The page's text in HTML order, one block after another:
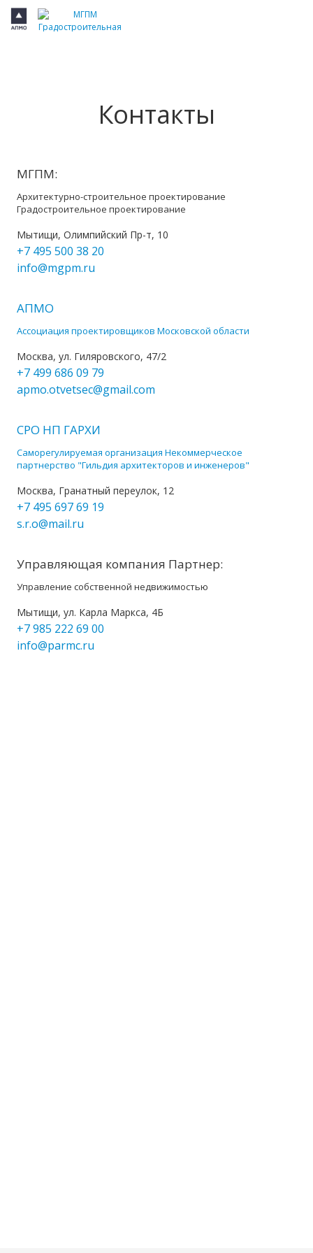
Контакты
МГПМ:
Архитектурно-строительное проектирование
Градостроительное проектирование
Мытищи, Олимпийский Пр-т, 10
+7 495 500 38 20
info@mgpm.ru
АПМО
Ассоциация проектировщиков Московской области
Москва, ул. Гиляровского, 47/2
+7 499 686 09 79
apmo.otvetsec@gmail.com
СРО НП ГАРХИ
Саморегулируемая организация Некоммерческое
партнерство "Гильдия архитекторов и инженеров"
Москва, Гранатный переулок, 12
+7 495 697 69 19
s.r.o@mail.ru
Управляющая компания Партнер:
Управление собственной недвижимостью
Мытищи, ул. Карла Маркса, 4Б
+7 985 222 69 00
info@parmc.ru